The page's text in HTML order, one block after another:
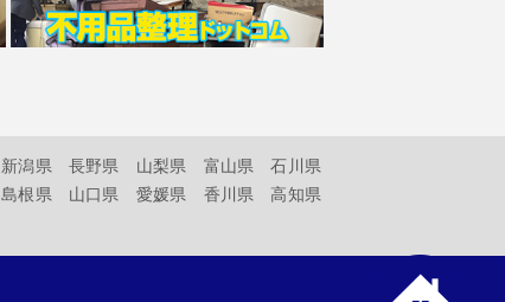
新潟県 長野県 山梨県 富山県
石川県
島根県 山口県 愛媛県 香川県
高知県